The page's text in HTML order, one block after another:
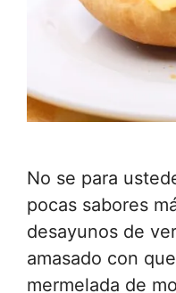
No se para
pocas sabores
desayunos de
amasado con
mermelada de